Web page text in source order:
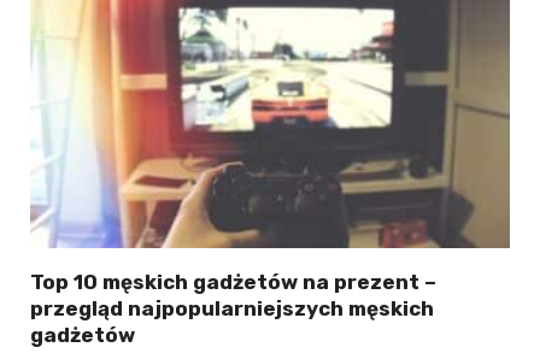
Top 10 męskich gadżetów na prezent –
przegląd najpopularniejszych męskich
gadżetów